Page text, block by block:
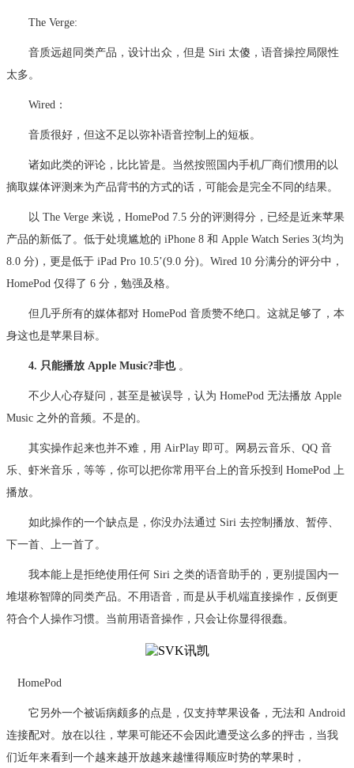
The Verge:
音质远超同类产品，设计出众，但是 Siri 太傻，语音操控局限性
太多。
Wired：
音质很好，但这不足以弥补语音控制上的短板。
诸如此类的评论，比比皆是。当然按照国内手机厂商们惯用的以
摘取媒体评测来为产品背书的方式的话，可能会是完全不同的结果。
以 The Verge 来说，HomePod 7.5 分的评测得分，已经是近来苹果
产品的新低了。低于处境尴尬的 iPhone 8 和 Apple Watch Series 3(均为
8.0 分)，更是低于 iPad Pro 10.5’(9.0 分)。Wired 10 分满分的评分中，
HomePod 仅得了 6 分，勉强及格。
但几乎所有的媒体都对 HomePod 音质赞不绝口。这就足够了，本
身这也是苹果目标。
4. 只能播放 Apple Music?非也。
不少人心存疑问，甚至是被误导，认为 HomePod 无法播放 Apple
Music 之外的音频。不是的。
其实操作起来也并不难，用 AirPlay 即可。网易云音乐、QQ 音
乐、虾米音乐，等等，你可以把你常用平台上的音乐投到 HomePod 上
播放。
如此操作的一个缺点是，你没办法通过 Siri 去控制播放、暂停、
下一首、上一首了。
我本能上是拒绝使用任何 Siri 之类的语音助手的，更别提国内一
堆堪称智障的同类产品。不用语音，而是从手机端直接操作，反倒更
符合个人操作习惯。当前用语音操作，只会让你显得很蠢。
HomePod
它另外一个被诟病颇多的点是，仅支持苹果设备，无法和 Android
连接配对。放在以往，苹果可能还不会因此遭受这么多的抨击，当我
们近年来看到一个越来越开放越来越懂得顺应时势的苹果时，